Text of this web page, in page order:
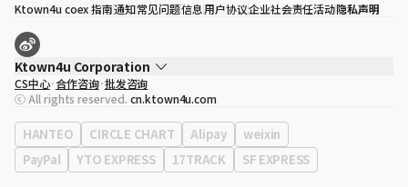
Ktown4u coex 指南通知常见问题信息用户协议企业社会责任活动隐私声明
Ktown4u Corporation
代表
宋効珉
营业执照 120-87-71116
公司地址 首尔特别市 江南区 岭东大路 513号 3楼 （三成洞， coex)
CS中心 合作咨询 批发咨询
ⓒ All rights reserved. cn.ktown4u.com
HANTEO CIRCLE CHART Alipay
weixin
PayPal
YTO EXPRESS 17TRACK SF EXPRESS